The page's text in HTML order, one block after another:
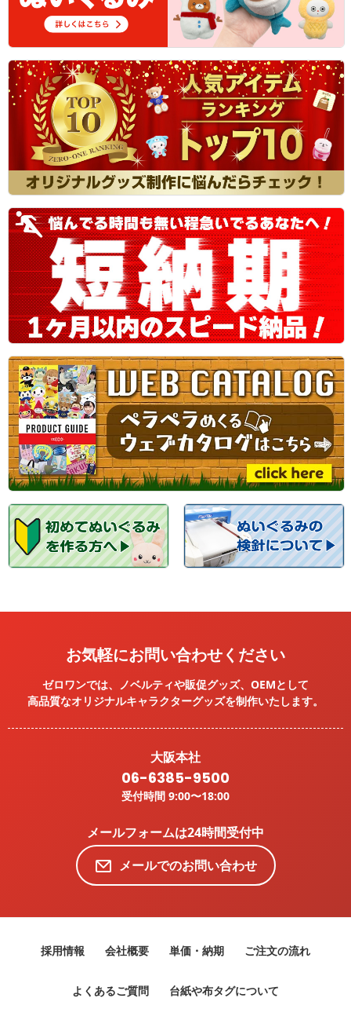
お気軽にお問い合わせください
ゼロワンでは、ノベルティや販促グッズ、OEMとして
高品質なオリジナルキャラクターグッズを制作いたします。
大阪本社
06-6385-9500
受付時間 9:00〜18:00
メールフォームは24時間受付中
メールでのお問い合わせ
採用情報 会社概要 単価・納期 ご注文の流れ
よくあるご質問 台紙や布タグについて